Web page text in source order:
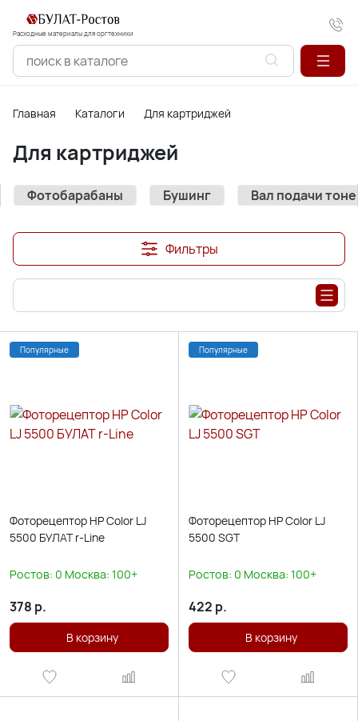
Расходные материалы для оргтехники
Главная Каталоги Для картриджей
Для картриджей
Фотобарабаны Бушинг Вал подачи
Фильтры
Популярные
Фоторецептор HP Color LJ
5500 БУЛАТ r-Line
Ростов: 0 Москва: 100+
378 р.
В корзину
Популярные
Фоторецептор HP Color LJ
5500 SGT
Ростов: 0 Москва: 100+
422 р.
В корзину